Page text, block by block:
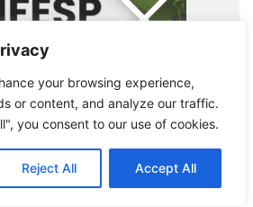
your browsing experience,
or content, and analyze our traffic.
you consent to our use of cookies.
Reject All Accept All